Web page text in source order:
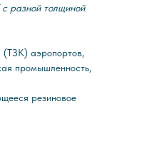
с разной толщиной
(ТЗК) аэропортов,
промышленность,
резиновое